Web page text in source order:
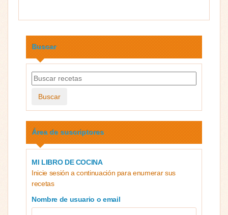
Buscar
Buscar
Área de suscriptores
MI LIBRO DE COCINA
Inicie sesión a continuación para enumerar sus
recetas
Nombre de usuario o email